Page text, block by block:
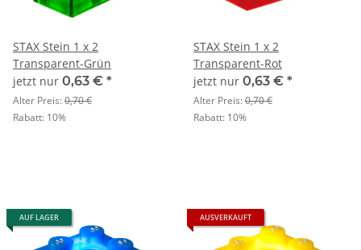
STAX Stein 1 x 2
Transparent-Grün
jetzt nur 0,63 € *
Alter Preis:0,70 €
Rabatt: 10%
STAX Stein 1 x 2
Transparent-Rot
jetzt nur 0,63 € *
Alter Preis:0,70 €
Rabatt: 10%
AUF LAGER AUSVERKAUFT